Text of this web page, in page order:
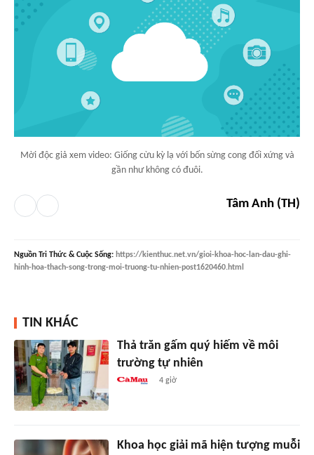
Mời độc giả xem video: Giống cừu kỳ lạ với bốn sừng cong đối xứng và
gần như không có đuôi.
Tâm Anh (TH)
Nguồn Tri Thức & Cuộc Sống: https://kienthuc.net.vn/gioi-khoa-hoc-lan-dau-ghi-
hinh-hoa-thach-song-trong-moi-truong-tu-nhien-post1620460.html
TIN KHÁC
Thả trăn gấm quý hiếm về môi
trường tự nhiên
4 giờ
Khoa học giải mã hiện tượng muỗi